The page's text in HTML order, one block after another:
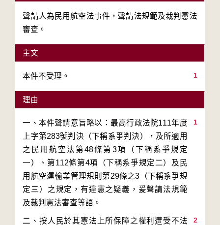
聲請人為民用航空法事件，聲請法規範及裁判憲法
審查。
主文
1
本件不受理。
理由
1
一、本件聲請意旨略以：最高行政法院111年度
上字第283號判決（下稱系爭判決），及所適用
之民用航空法第48條第3項（下稱系爭規定
一）、第112條第4項（下稱系爭規定二）及民
用航空運輸業管理規則第29條之3（下稱系爭規
定三）之規定，有違憲之疑義，爰聲請法規範
2
二、按人民於其憲法上所保障之權利遭受不法